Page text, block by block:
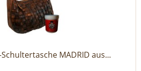
MADRID aus...